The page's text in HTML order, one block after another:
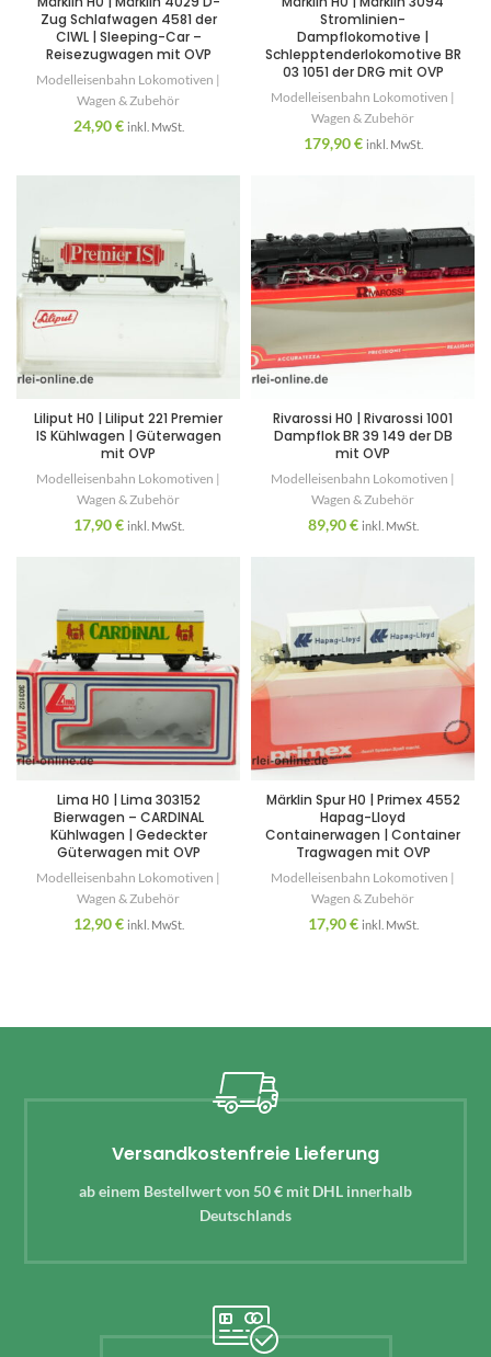
Zug Schlafwagen 4581 der
CIWL | Sleeping-Car –
Reisezugwagen mit OVP
Modelleisenbahn Lokomotiven |
Wagen & Zubehör
24,90€ inkl. MwSt.
Stromlinien-
Dampflokomotive |
Schlepptenderlokomotive BR
03 1051 der DRG mit OVP
Modelleisenbahn Lokomotiven |
Wagen & Zubehör
179,90€ inkl. MwSt.
Liliput H0 | Liliput 221 Premier
IS Kühlwagen | Güterwagen
mit OVP
Modelleisenbahn Lokomotiven |
Wagen & Zubehör
17,90€ inkl. MwSt.
Rivarossi H0 | Rivarossi 1001
Dampflok BR 39 149 der DB
mit OVP
Modelleisenbahn Lokomotiven |
Wagen & Zubehör
89,90€ inkl. MwSt.
Lima H0 | Lima 303152
Bierwagen – CARDINAL
Kühlwagen | Gedeckter
Güterwagen mit OVP
Modelleisenbahn Lokomotiven |
Wagen & Zubehör
12,90€ inkl. MwSt.
Märklin Spur H0 | Primex 4552
Hapag-Lloyd
Containerwagen | Container
Tragwagen mit OVP
Modelleisenbahn Lokomotiven |
Wagen & Zubehör
17,90€ inkl. MwSt.
Versandkostenfreie Lieferung
ab einem Bestellwert von 50 € mit DHL innerhalb
Deutschlands